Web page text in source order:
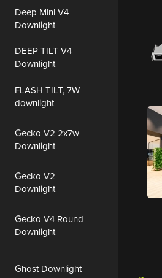
Deep Mini V4
Downlight
DEEP TILT V4
Downlight
FLASH TILT, 7W
downlight
Gecko V2 2x7w
Downlight
Gecko V2
Downlight
Gecko V4 Round
Downlight
Ghost Downlight